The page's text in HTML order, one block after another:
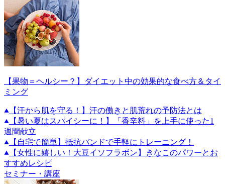
【果物＝ヘルシー？】ダイエット中の効果的な食べ方＆タイ
ミング
【汗から肌を守る！】汗の働きと肌荒れの予防法とは
【暑い夏はスパイシーに！】「香辛料」を上手に使った1
週間献立
【自宅で簡単】抵抗バンドで手軽にトレーニング！
【女性に嬉しい！大豆イソフラボン】きなこのパワーとお
すすめレシピ
セミナー・講座